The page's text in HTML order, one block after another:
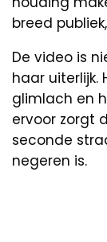
breed
De video is
haar uiterlijk.
glimlach en
ervoor zorgt
seconde
negeren is.